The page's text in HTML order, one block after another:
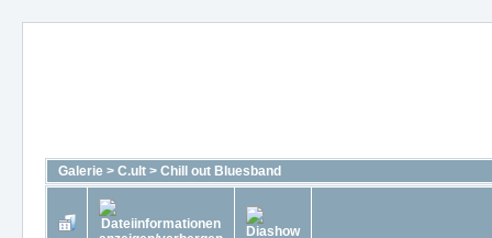
Galerie > C.ult > Chill out Bluesband